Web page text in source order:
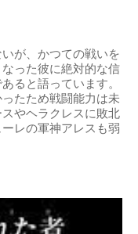
が、かつての戦いを
った彼に絶対的な信
ると語っています。
たため戦闘能力は未
やヘラクレスに敗北
レの軍神アレスも弱